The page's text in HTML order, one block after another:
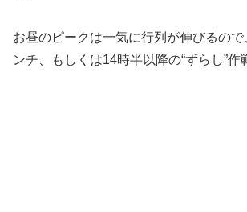
お昼のピークは一気に行列が伸びるの
ンチ、もしくは14時半以降の“ずらし”作